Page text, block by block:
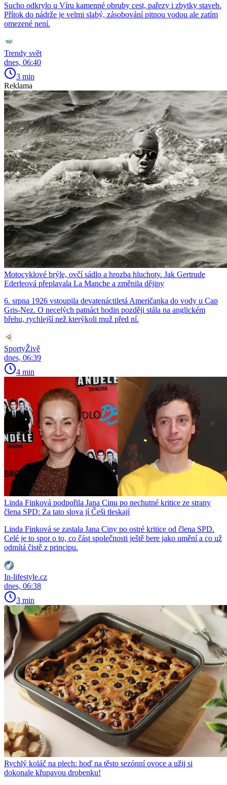
Sucho odkrylo u Víru kamenné obruby cest, pařezy i zbytky staveb.
Přítok do nádrže je velmi slabý, zásobování pitnou vodou ale zatím
omezené není.
Trendy svět
dnes, 06:40
3 min
Reklama
Motocyklové brýle, ovčí sádlo a hrozba hluchoty. Jak Gertrude
Ederleová přeplavala La Manche a změnila dějiny
6. srpna 1926 vstoupila devatenáctiletá Američanka do vody u Cap
Gris-Nez. O necelých patnáct hodin později stála na anglickém
břehu, rychlejší než kterýkoli muž před ní.
SportyŽivě
dnes, 06:39
4 min
Linda Finková podpořila Jana Cinu po nechutné kritice ze strany
člena SPD: Za tato slova jí Češi tleskají
Linda Finková se zastala Jana Ciny po ostré kritice od člena SPD.
Celé je to spor o to, co část společnosti ještě bere jako umění a co už
odmítá čistě z principu.
In-lifestyle.cz
dnes, 06:38
3 min
Rychlý koláč na plech: hoď na těsto sezónní ovoce a užij si
dokonale křupavou drobenku!